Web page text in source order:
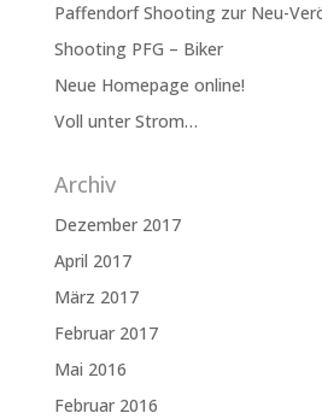
Paffendorf Shooting zur Neu-
Shooting PFG – Biker
Neue Homepage online!
Voll unter Strom…
Archiv
Dezember 2017
April 2017
März 2017
Februar 2017
Mai 2016
Februar 2016